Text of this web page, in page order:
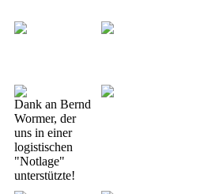
Dank an Bernd
Wormer, der
uns in einer
logistischen
"Notlage"
unterstützte!